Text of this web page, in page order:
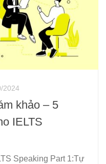
2024
khảo – 5
IELTS
Speaking Part 1:Tự